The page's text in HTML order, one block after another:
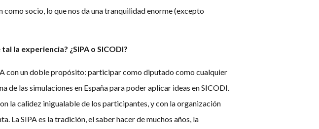
como socio, lo que nos da una tranquilidad enorme (excepto
la experiencia? ¿SIPA o SICODI?
con un doble propósito: participar como diputado como cualquier
de las simulaciones en España para poder aplicar ideas en SICODI.
la calidez inigualable de los participantes, y con la organización
La SIPA es la tradición, el saber hacer de muchos años, la